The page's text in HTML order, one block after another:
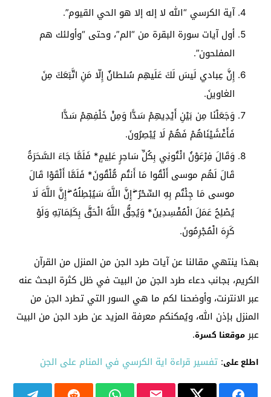
آية الكرسي “الله لا إله إلا هو الحي القيوم”.
أول آيات سورة البقرة من “الم”، وحتى “وأولئك هم
المفلحون”.
إِنَّ عِبادي لَيسَ لَكَ عَلَيهِم سُلطانٌ إِلّا مَنِ اتَّبَعَكَ مِنَ
الغاوينَ.
وَجَعَلْنَا مِن بَيْنِ أَيْدِيهِمْ سَدًّا وَمِنْ خَلْفِهِمْ سَدًّا
فَأَغْشَيْنَاهُمْ فَهُمْ لَا يُبْصِرُونَ.
وَقَالَ فِرْعَوْنُ ائْتُونِي بِكُلِّ سَاحِرٍ عَلِيمٍ* فَلَمَّا جَاءَ السَّحَرَةُ
قَالَ لَهُم موسى أَلْقُوا مَا أَنتُم مُّلْقُونَ* فَلَمَّا أَلْقَوْا قَالَ
موسى مَا جِئْتُم بِهِ السِّحْرُ ۖ إِنَّ اللَّهَ سَيُبْطِلُهُ ۖ إِنَّ اللَّهَ لَا
يُصْلِحُ عَمَلَ الْمُفْسِدِينَ* وَيُحِقُّ اللَّهُ الْحَقَّ بِكَلِمَاتِهِ وَلَوْ
كَرِهَ الْمُجْرِمُونَ.
بهذا ينتهي مقالنا عن آيات طرد الجن من المنزل من القرآن
الكريم، بجانب دعاء طرد الجن من البيت في ظل كثرة البحث عنه
عبر الانترنت، وأوضحنا لكم ما هي السور التي تطرد الجن من
المنزل بإذن الله، ويُمكنكم معرفة المزيد عن طرد الجن من البيت
عبر موقعنا كسرة.
اطلع على: تفسير قراءة اية الكرسي في المنام على الجن